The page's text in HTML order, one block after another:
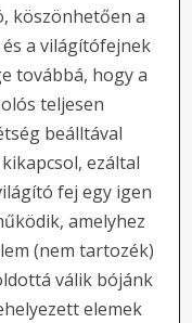
köszönhetően a
a világítófejnek
továbbá, hogy a
teljesen
beálltával
ezáltal
fej egy igen
amelyhez
(nem tartozék)
válik bójánk
elemek